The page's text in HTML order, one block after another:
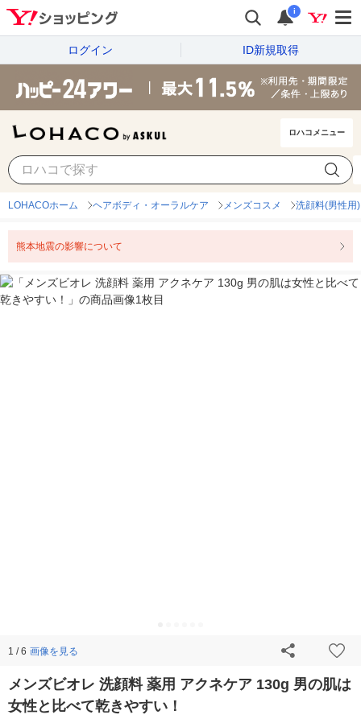
i
ログイン ID新規取得
ロハコメニュー
LOHACOホーム ヘアボディ・オーラルケア メンズコスメ 洗顔料(男性用)
熊本地震の影響について
1 / 6 画像を見る
メンズビオレ 洗顔料 薬用 アクネケア 130g 男の肌は
女性と比べて乾きやすい！